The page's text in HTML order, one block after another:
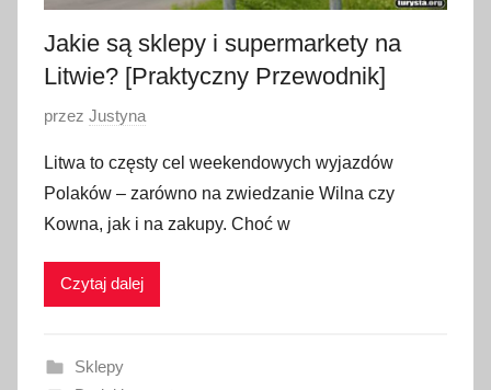
Jakie są sklepy i supermarkety na
Litwie? [Praktyczny Przewodnik]
O
u
b
l
i
a
przez Justyna
Litwa to częsty cel weekendowych wyjazdów
Polaków – zarówno na zwiedzanie Wilna czy
Kowna, jak i na zakupy. Choć w
Czytaj dalej
Sklepy